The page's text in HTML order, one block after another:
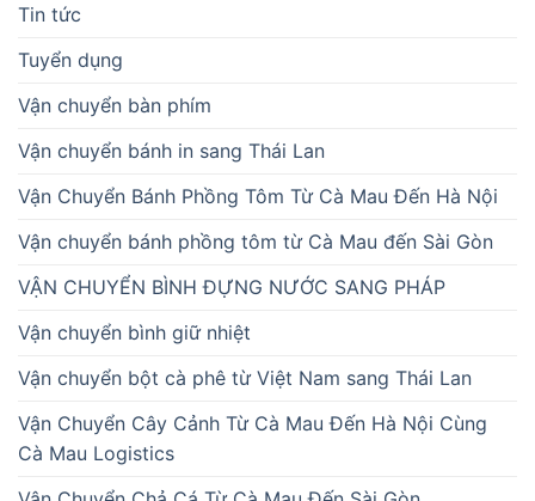
Tin tức
Tuyển dụng
Vận chuyển bàn phím
Vận chuyển bánh in sang Thái Lan
Vận Chuyển Bánh Phồng Tôm Từ Cà Mau Đến Hà Nội
Vận chuyển bánh phồng tôm từ Cà Mau đến Sài Gòn
VẬN CHUYỂN BÌNH ĐỰNG NƯỚC SANG PHÁP
Vận chuyển bình giữ nhiệt
Vận chuyển bột cà phê từ Việt Nam sang Thái Lan
Vận Chuyển Cây Cảnh Từ Cà Mau Đến Hà Nội Cùng
Cà Mau Logistics